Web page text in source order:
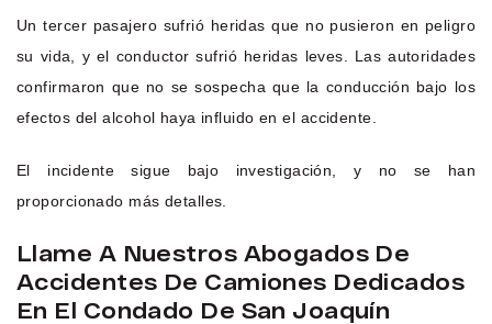
Un tercer pasajero sufrió heridas que no pusieron en peligro
su vida, y el conductor sufrió heridas leves. Las autoridades
confirmaron que no se sospecha que la conducción bajo los
efectos del alcohol haya influido en el accidente.
El incidente sigue bajo investigación, y no se han
proporcionado más detalles.
Llame A Nuestros Abogados De
Accidentes De Camiones Dedicados
En El Condado De San Joaquín